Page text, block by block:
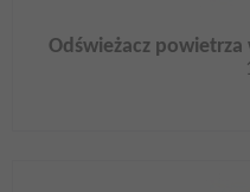
Odświeżacz